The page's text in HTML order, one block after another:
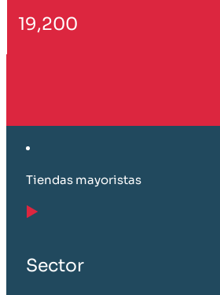
19,200
Tiendas mayoristas
Sector